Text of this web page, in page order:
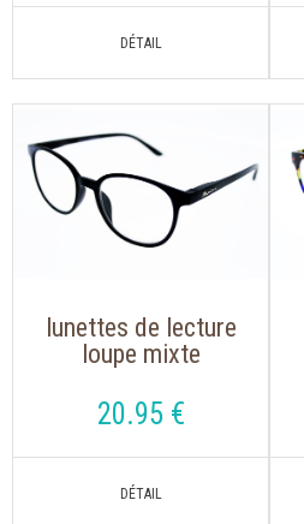
lunettes de lecture
loupe mixte
avec clip solaire
aimanté polarisé
20.95 €